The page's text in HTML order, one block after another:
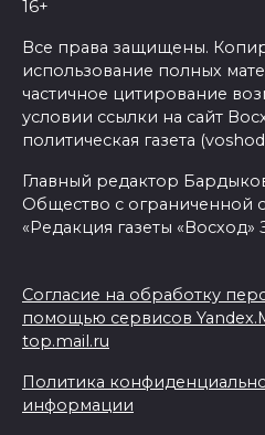
16+
Все права защищены.
использование полных
частичное цитирование
условии ссылки на сайт
политическая газета
Главный редактор
Общество с ограниченной
«Редакция газеты «Восход»
Согласие на обработку
помощью сервисов
top.mail.ru
Политика
информации